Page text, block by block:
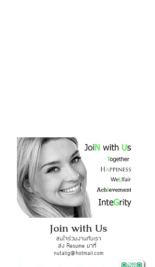
Join with Us
สนใจร่วมงานกับเรา
ส่ง Resume มาที่
nutalig@hotmail.com